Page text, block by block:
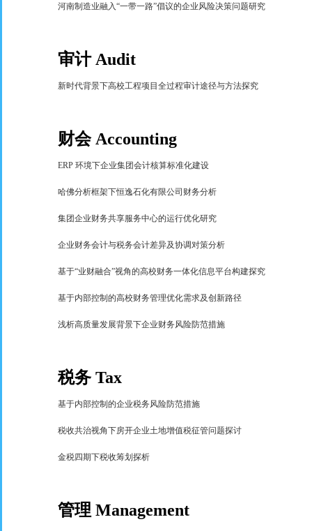
河南制造业融入“一带一路”倡议的企业风险决策问题研究
审计 Audit
新时代背景下高校工程项目全过程审计途径与方法探究
财会 Accounting
ERP环境下企业集团会计核算标准化建设
哈佛分析框架下恒逸石化有限公司财务分析
集团企业财务共享服务中心的运行优化研究
企业财务会计与税务会计差异及协调对策分析
基于“业财融合”视角的高校财务一体化信息平台构建探究
基于内部控制的高校财务管理优化需求及创新路径
浅析高质量发展背景下企业财务风险防范措施
税务 Tax
基于内部控制的企业税务风险防范措施
税收共治视角下房开企业土地增值税征管问题探讨
金税四期下税收筹划探析
管理Management